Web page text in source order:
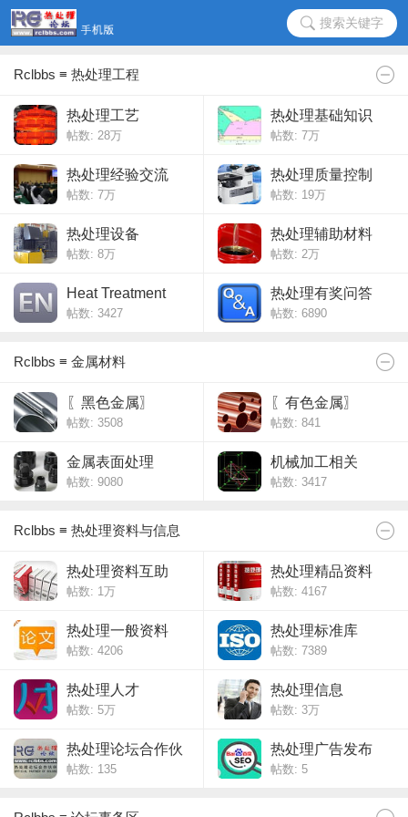
搜索关键字
Rclbbs ≡ 热处理工程
热处理工艺
帖数: 28万
热处理基础知识
帖数: 7万
热处理经验交流
帖数: 7万
热处理质量控制
帖数: 19万
热处理设备
帖数: 8万
热处理辅助材料
帖数: 2万
Heat Treatment
帖数: 3427
热处理有奖问答
帖数: 6890
Rclbbs ≡ 金属材料
〖黑色金属〗
帖数: 3508
〖有色金属〗
帖数: 841
金属表面处理
帖数: 9080
机械加工相关
帖数: 3417
Rclbbs ≡ 热处理资料与信息
热处理资料互助
帖数: 1万
热处理精品资料
帖数: 4167
热处理一般资料
帖数: 4206
热处理标准库
帖数: 7389
热处理人才
帖数: 5万
热处理信息
帖数: 3万
热处理论坛合作伙
伴
帖数: 135
热处理广告发布
帖数: 5